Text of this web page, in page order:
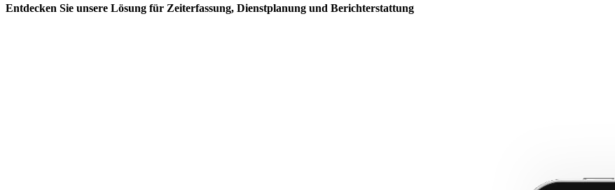
Entdecken Sie unsere Lösung für Zeiterfassung, Dienstplanung und Berichterstattung